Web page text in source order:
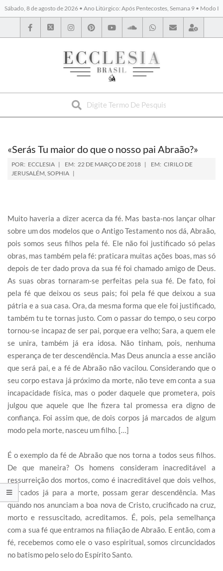
Sábado, 8 de agosto de 2026 • Ano Litúrgico: Após Pentecostes, Semana 9 • Modo I
BYBLOS
«Serás Tu maior do que o nosso pai Abraão?»
POR: ECCLESIA EM: 22 DE MARÇO DE 2018 EM: CIRILO DE
JERUSALÉM, SOPHIA
Muito haveria a dizer acerca da fé. Mas basta-nos lançar olhar
sobre um dos modelos que o Antigo Testamento nos dá, Abraão,
pois somos seus filhos pela fé. Ele não foi justificado só pelas
obras, mas também pela fé: praticara muitas ações boas, mas só
depois de ter dado prova da sua fé foi chamado amigo de Deus.
As suas obras tornaram-se perfeitas pela sua fé. De fato, foi
pela fé que deixou os seus pais; foi pela fé que deixou a sua
pátria e a sua casa. Ora, da mesma forma que ele foi justificado,
também tu te tornas justo. Com o passar do tempo, o seu corpo
tornou-se incapaz de ser pai, porque era velho; Sara, a quem ele
se unira, também já era idosa. Não tinham, pois, nenhuma
esperança de ter descendência. Mas Deus anuncia a esse ancião
que será pai, e a fé de Abraão não vacilou. Considerando que o
seu corpo estava já próximo da morte, não teve em conta a sua
incapacidade física, mas o poder daquele que prometera, pois
julgou que aquele que lhe fizera tal promessa era digno de
confiança. Foi assim que, de dois corpos já marcados de algum
modo pela morte, nasceu um filho. […]
É o exemplo da fé de Abraão que nos torna a todos seus filhos.
De que maneira? Os homens consideram inacreditável a
ressurreição dos mortos, como é inacreditável que dois velhos,
marcados já para a morte, possam gerar descendência. Mas
quando nos anunciam a boa nova de Cristo, crucificado na cruz,
morto e ressuscitado, acreditamos. É, pois, pela semelhança
com a sua fé que entramos na filiação de Abraão. E então, com a
fé, recebemos como ele o vaso espiritual, somos circuncidados
no batismo pelo selo do Espírito Santo.